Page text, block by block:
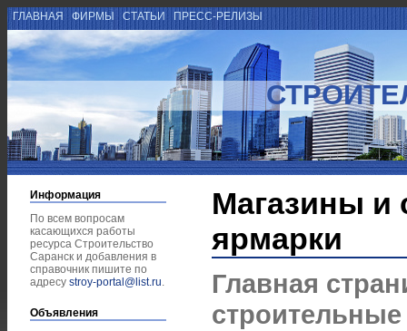
ГЛАВНАЯ ФИРМЫ СТАТЬИ ПРЕСС-РЕЛИЗЫ
Информация
По всем вопросам
касающихся работы
ресурса Строительство
Саранск и добавления в
справочник пишите по
адресу stroy-portal@list.ru.
Объявления
Магазины и
ярмарки
Главная